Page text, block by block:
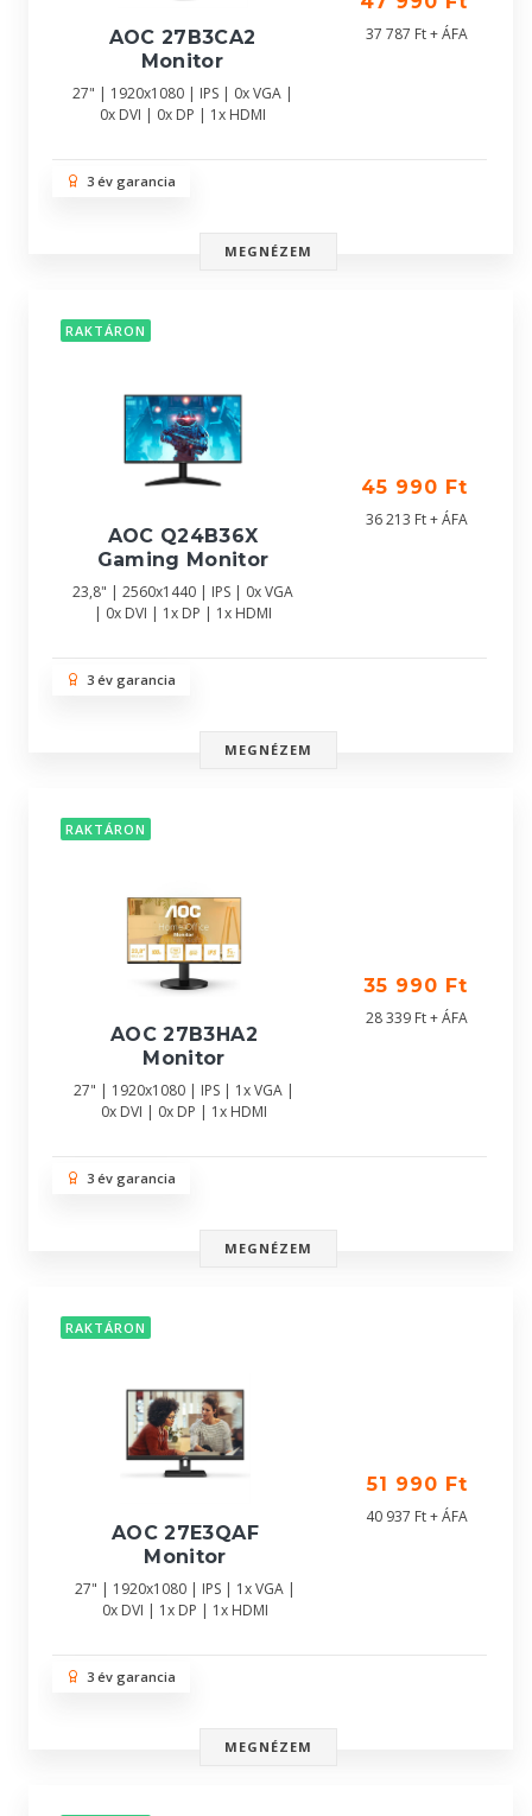
AOC 27B3CA2
Monitor
27" | 1920x1080 | IPS | 0x VGA |
0x DVI | 0x DP | 1x HDMI
37 787 Ft + ÁFA
3 év garancia
MEGNÉZEM
RAKTÁRON
AOC Q24B36X
Gaming Monitor
23,8" | 2560x1440 | IPS | 0x VGA
| 0x DVI | 1x DP | 1x HDMI
45 990 Ft
36 213 Ft + ÁFA
3 év garancia
MEGNÉZEM
RAKTÁRON
AOC 27B3HA2
Monitor
27" | 1920x1080 | IPS | 1x VGA |
0x DVI | 0x DP | 1x HDMI
35 990 Ft
28 339 Ft + ÁFA
3 év garancia
MEGNÉZEM
RAKTÁRON
AOC 27E3QAF
Monitor
27" | 1920x1080 | IPS | 1x VGA |
0x DVI | 1x DP | 1x HDMI
51 990 Ft
40 937 Ft + ÁFA
3 év garancia
MEGNÉZEM